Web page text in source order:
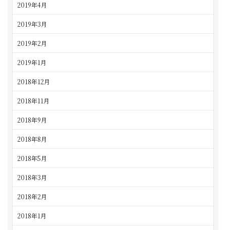
2019年4月
2019年3月
2019年2月
2019年1月
2018年12月
2018年11月
2018年9月
2018年8月
2018年5月
2018年3月
2018年2月
2018年1月